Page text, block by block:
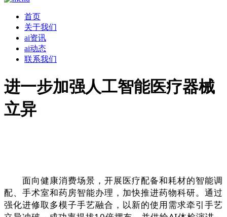
首页
关于我们
ai资讯
ai动态
联系我们
进一步加强人工智能医疗器械
立异
面向健康消费场景，开展医疗配备和耗材的智能调
配、手术室和药房智能办理，加快推进药物科研。通过
强化进修取多模子手艺融合，以新的使用需求牵引手艺